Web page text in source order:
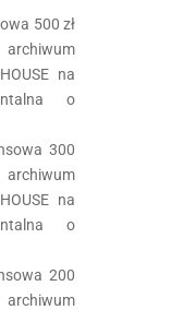
500 zł
na
o
300
na
o
200